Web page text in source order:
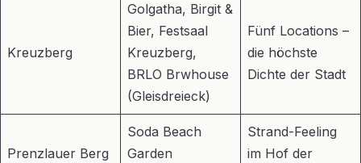
Kreuzberg
Golgatha, Birgit &
Bier, Festsaal
Kreuzberg,
BRLO Brwhouse
(Gleisdreieck)
Fünf Locations –
die höchste
Dichte der Stadt
Prenzlauer Berg
Soda Beach
Garden
Strand-Feeling
im Hof der